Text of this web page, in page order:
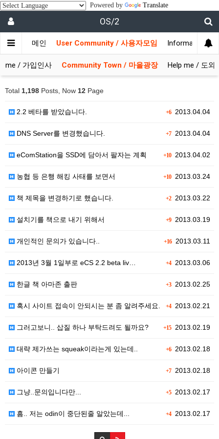
Powered by Translate
OS/2
메인 User Community / 사용자모임 Information /
/ 가입인사 Community Town / 마을광장 Help me / 도와
Total 1,198 Posts, Now 12 Page
+62013.04.04
2.2 베타를 받았습니다.
+72013.04.04
DNS Server를 변경했습니다.
+102013.04.02
eComStation을 SSD에 담아서 팔자는 계획
+102013.03.24
농협 등 은행 해킹 사태를 보면서
+22013.03.22
책 제목을 변경하기로 했습니다.
+92013.03.19
설치기를 책으로 내기 위해서
+162013.03.11
개인적인 문의가 있습니다..
+42013.03.06
2013년 3월 1일부로 eCS 2.2 beta liv…
+32013.02.25
한글 책 아마존 출판
+42013.02.21
혹시 사이트 접속이 안되시는 분 좀 알려주세요.
+152013.02.19
그러고보니.. 삽질 하나 부탁드려도 될까요?
+62013.02.18
대략 제가쓰는 squeak이라는게 있는데..
+72013.02.18
아이콘 만들기
+52013.02.17
그냥..문의입니다만...
+42013.02.17
흠.. 저는 odin이 중단된줄 알았는데...